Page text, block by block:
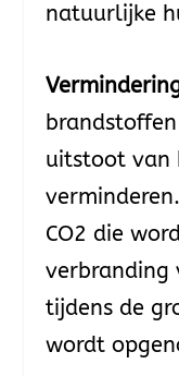
natuurlijke
uitstoot van
CO2 die
verbranding
tijdens de
wordt